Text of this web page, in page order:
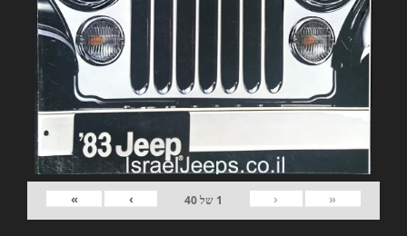
«
‹
1 של40
›
»